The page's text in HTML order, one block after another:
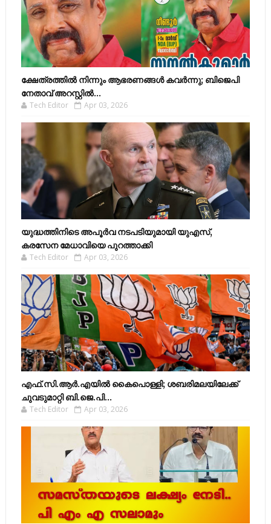
ക്ഷേത്രത്തിൽ നിന്നും ആഭരണങ്ങൾ കവർന്നു; ബിജെപി
നേതാവ് അറസ്റ്റിൽ...
Tech Editor Apr 03, 2026
യുദ്ധത്തിനിടെ അപൂർവ നടപടിയുമായി യുഎസ്,
കരസേന മേധാവിയെ പുറത്താക്കി
Tech Editor Apr 03, 2026
എഫ്​.സി.ആർ.എയിൽ കൈപൊള്ളി; ശബരിമലയിലേക്ക്​
ചുവടുമാറ്റി ബി.ജെ.പി...
Tech Editor Apr 03, 2026